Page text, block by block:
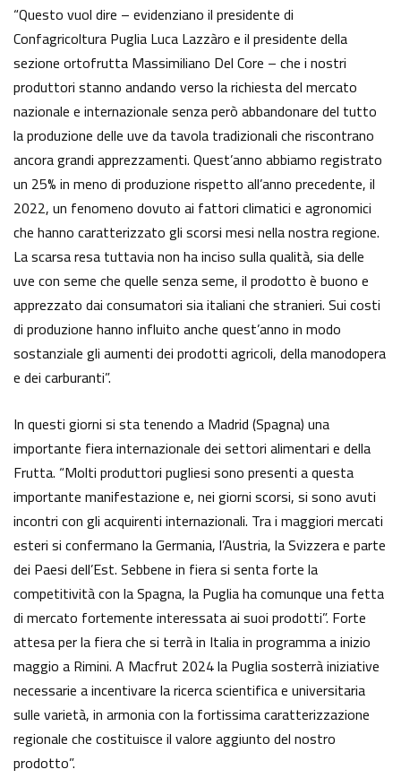
“Questo vuol dire – evidenziano il presidente di
Confagricoltura Puglia Luca Lazzàro e il presidente della
sezione ortofrutta Massimiliano Del Core – che i nostri
produttori stanno andando verso la richiesta del mercato
nazionale e internazionale senza però abbandonare del tutto
la produzione delle uve da tavola tradizionali che riscontrano
ancora grandi apprezzamenti. Quest’anno abbiamo registrato
un 25% in meno di produzione rispetto all’anno precedente, il
2022, un fenomeno dovuto ai fattori climatici e agronomici
che hanno caratterizzato gli scorsi mesi nella nostra regione.
La scarsa resa tuttavia non ha inciso sulla qualità, sia delle
uve con seme che quelle senza seme, il prodotto è buono e
apprezzato dai consumatori sia italiani che stranieri. Sui costi
di produzione hanno influito anche quest’anno in modo
sostanziale gli aumenti dei prodotti agricoli, della manodopera
e dei carburanti”.
In questi giorni si sta tenendo a Madrid (Spagna) una
importante fiera internazionale dei settori alimentari e della
Frutta. “Molti produttori pugliesi sono presenti a questa
importante manifestazione e, nei giorni scorsi, si sono avuti
incontri con gli acquirenti internazionali. Tra i maggiori mercati
esteri si confermano la Germania, l’Austria, la Svizzera e parte
dei Paesi dell’Est. Sebbene in fiera si senta forte la
competitività con la Spagna, la Puglia ha comunque una fetta
di mercato fortemente interessata ai suoi prodotti”. Forte
attesa per la fiera che si terrà in Italia in programma a inizio
maggio a Rimini. A Macfrut 2024 la Puglia sosterrà iniziative
necessarie a incentivare la ricerca scientifica e universitaria
sulle varietà, in armonia con la fortissima caratterizzazione
regionale che costituisce il valore aggiunto del nostro
prodotto”.